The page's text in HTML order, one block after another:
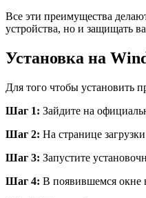
Все эти преимущества
устройства, но и защищать
Установка на
Для того чтобы установить
Шаг 1: Зайдите на
Шаг 2: На странице
Шаг 3: Запустите
Шаг 4: В появившемся окне